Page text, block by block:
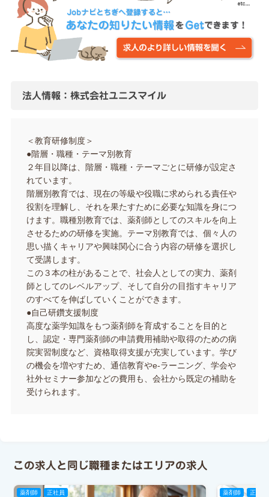
法人情報：株式会社ユニスマイル
＜教育研修制度＞
●階層・職種・テーマ別教育
２年目以降は、階層・職種・テーマごとに研修が設定さ
れています。
階層別教育では、現在の等級や役職に求められる責任や
役割を理解し、それを果たすために必要な知識を身につ
けます。職種別教育では、薬剤師としてのスキルを向上
させるための研修を実施。テーマ別教育では、個々人の
思い描くキャリアや興味関心に合う内容の研修を選択し
て受講します。
この３本の柱があることで、社会人としての実力、薬剤
師としてのレベルアップ、そして自分の目指すキャリア
のすべてを伸ばしていくことができます。
●自己研鑽支援制度
高度な薬学知識をもつ薬剤師を育成することを目的と
し、認定・専門薬剤師の申請費用補助や取得のための病
院実習制度など、資格取得支援が充実しています。学び
の機会を増やすため、通信教育やe-ラーニング、学会や
社外セミナー参加などの費用も、会社から既定の補助を
受けられます。
この求人と同じ職種またはエリアの求人
薬剤師 正社員 薬剤師 正社員